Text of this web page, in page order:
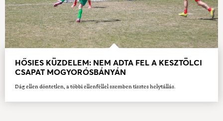
HŐSIES KÜZDELEM: NEM ADTA FEL A KESZTÖLCI
CSAPAT MOGYORÓSBÁNYÁN
Dág ellen döntetlen, a többi ellenféllel szemben tisztes helytállás.